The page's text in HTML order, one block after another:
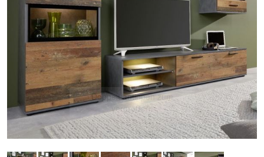
Doppelt antippen zum
vergrößern